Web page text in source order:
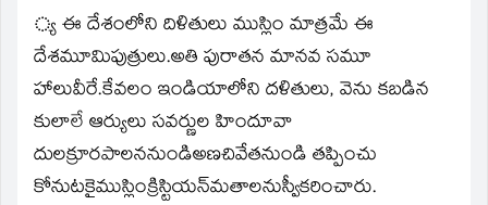
్య ఈ దేశంలోని దిళితులు ముస్లిం మాత్రమే ఈ
దేశమూమిపుత్రులు.అతి పురాతన మానవ సమూ
హాలువీరే.కేవలం ఇండియాలోని దళితులు, వెను కబడిన
కులాలే ఆర్యులు సవర్ణుల హిందూవా
దులక్రూరపాలననుండిఅణచివేతనుండి తప్పించు
కోనుటకైముస్లింక్రిస్టియన్‌మతాలనుస్వీకరించారు.